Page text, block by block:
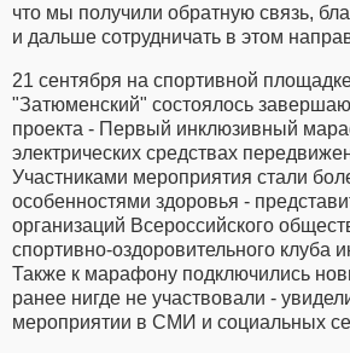
что мы получили обратную связь,
и дальше сотрудничать в этом
21 сентября на спортивной
"Затюменский" состоялось
проекта - Первый инклюзивный
электрических средствах
Участниками мероприятия стали
особенностями здоровья -
организаций Всероссийского
спортивно-оздоровительного клуба
Также к марафону подключились
ранее нигде не участвовали -
мероприятии в СМИ и социальных